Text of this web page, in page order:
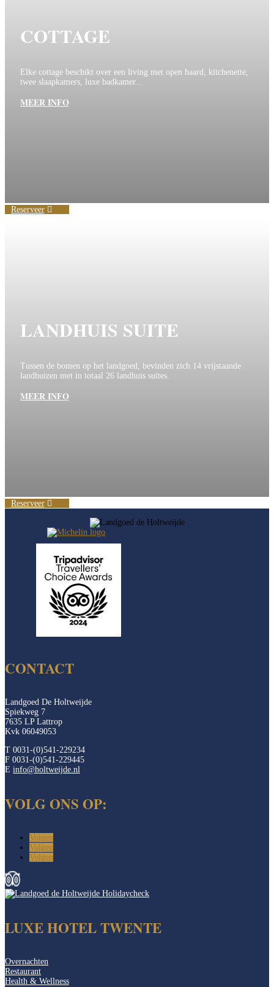
COTTAGE
Elke cottage beschikt over een living met open haard, kitchenette,
twee slaapkamers, luxe badkamer...
MEER INFO
Reserveer
LANDHUIS SUITE
Tussen de bomen op het landgoed, bevinden zich 14 vrijstaande
landhuizen met in totaal 26 landhuis suites.
MEER INFO
Reserveer
CONTACT
Landgoed De Holtweijde
Spiekweg 7
7635 LP Lattrop
Kvk 06049053
T 0031-(0)541-229234
F 0031-(0)541-229445
E info@holtweijde.nl
VOLG ONS OP:
Volgen
Volgen
Volgen
LUXE HOTEL TWENTE
Overnachten
Restaurant
Health & Wellness